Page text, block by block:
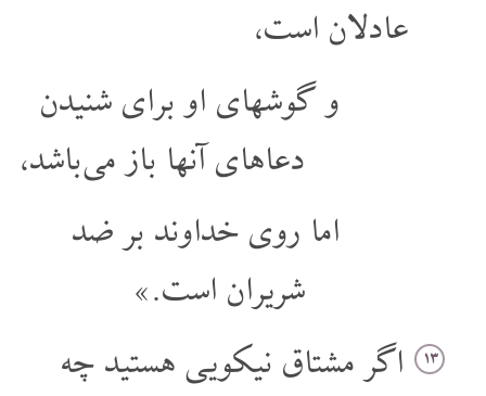
عادلان است،
و گوشهای او برای شنیدن
دعاهای آنها باز می باشد،
اما روی خداوند بر ضد
شریران است.»
۱۳ اگر مشتاق نیکویی هستید چه